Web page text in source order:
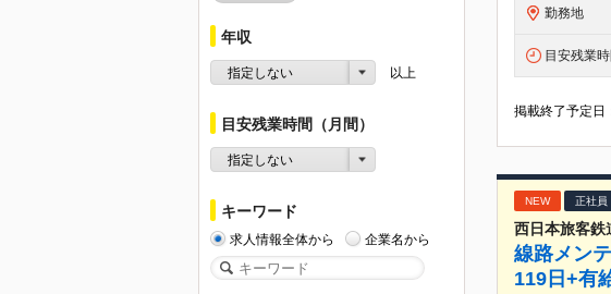
年収
指定しない 以上
目安残業時間（月間）
指定しない
キーワード
求人情報全体から 企業名から
勤務地
目安残業時
掲載終了予定日
NEW 正社員
西日本旅客鉄
線路メン
119日+有